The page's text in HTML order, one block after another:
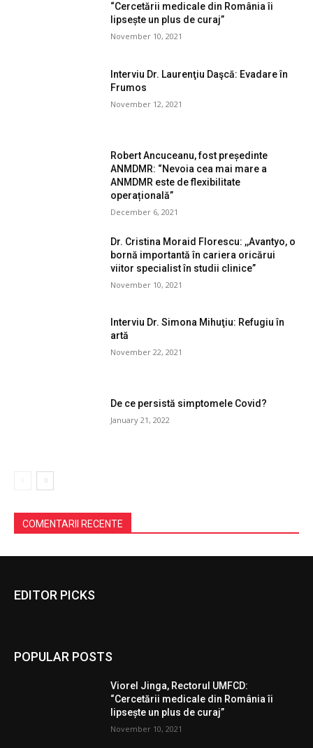
“Cercetării medicale din România îi
lipsește un plus de curaj”
November 10, 2021
Interviu Dr. Laurenţiu Daşcă: Evadare în
Frumos
November 12, 2021
Robert Ancuceanu, fost președinte
ANMDMR: “Nevoia cea mai mare a
ANMDMR este de flexibilitate
operațională”
December 6, 2021
Dr. Cristina Moraid Florescu: ,,Avantyo, o
bornă importantă în cariera oricărui
viitor specialist în studii clinice”
November 10, 2021
Interviu Dr. Simona Mihuţiu: Refugiu în
artă
November 22, 2021
De ce persistă simptomele Covid?
January 21, 2022
COMENTARII RECENTE
EDITOR PICKS
POPULAR POSTS
Viorel Jinga, Rectorul UMFCD:
“Cercetării medicale din România îi
lipsește un plus de curaj”
November 10, 2021